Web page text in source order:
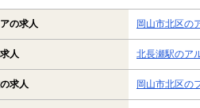
の求人 岡山市北区の
人 北長瀬駅のア
求人 岡山市北区の